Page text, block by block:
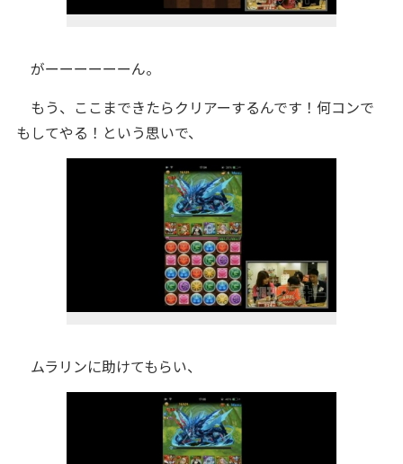
がーーーーーーん。
もう、ここまできたらクリアーするんです！何コンで
もしてやる！という思いで、
ムラリンに助けてもらい、